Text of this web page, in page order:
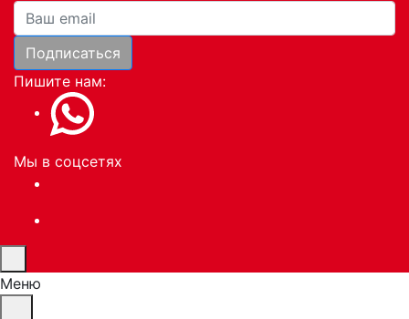
Ваша почта
Подписаться
Пишите нам:
Мы в соцсетях
Меню